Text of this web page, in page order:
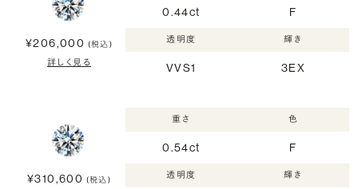
¥206,000 (税込)
詳しく見る
0.44ct F
透明度
VVS1
輝き
3EX
¥310,600 (税込)
重さ
0.54ct
色
F
透明度 輝き